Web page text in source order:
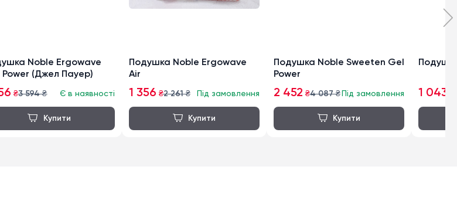
Noble Ergowave
Power (Джел Пауер)
₴3 594₴ Є в наявності
Подушка Noble Ergowave
Air
1 356 ₴2 261₴ Під замовлення
Подушка Noble Sweeten Gel
Power
2 452 ₴4 087₴ Під замовлення 1 043